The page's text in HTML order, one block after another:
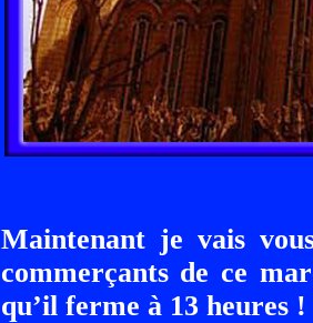
Maintenant je vais
commerçants de ce
qu’il ferme à 13 heures !